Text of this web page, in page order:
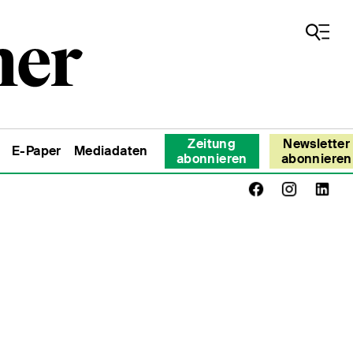
E-Paper Mediadaten
Zeitung
abonnieren
Newsletter
abonnieren